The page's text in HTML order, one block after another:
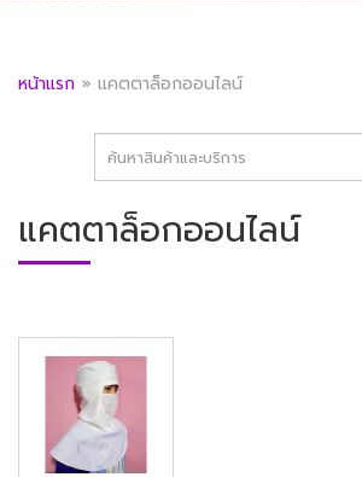
หน้าแรก » แคตตาล็อกออนไลน์
แคตตาล็อกออนไลน์